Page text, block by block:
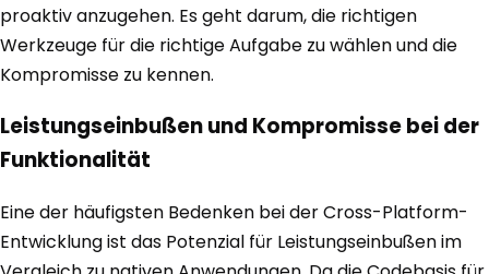
proaktiv anzugehen. Es geht darum, die richtigen
Werkzeuge für die richtige Aufgabe zu wählen und die
Kompromisse zu kennen.
Leistungseinbußen und Kompromisse bei der
Funktionalität
Eine der häufigsten Bedenken bei der Cross-Platform-
Entwicklung ist das Potenzial für Leistungseinbußen im